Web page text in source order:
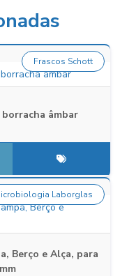
âmbar
Frascos Schott
Berço e Alça, para
Laborglas